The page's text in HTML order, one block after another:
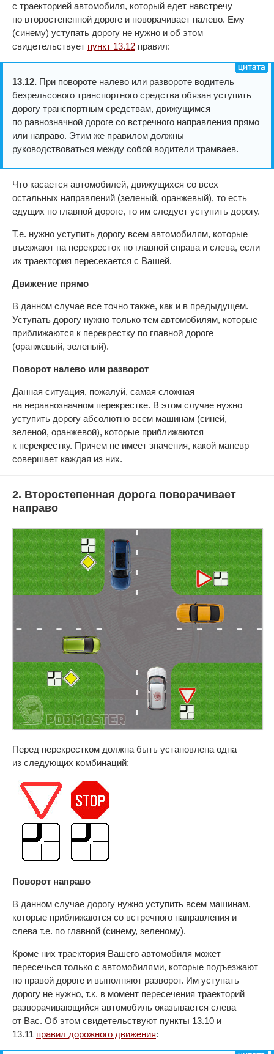
с траекторией автомобиля, который едет навстречу
по второстепенной дороге и поворачивает налево. Ему
(синему) уступать дорогу не нужно и об этом
свидетельствует пункт 13.12 правил:
13.12. При повороте налево или развороте водитель
безрельсового транспортного средства обязан уступить
дорогу транспортным средствам, движущимся
по равнозначной дороге со встречного направления прямо
или направо. Этим же правилом должны
руководствоваться между собой водители трамваев.
Что касается автомобилей, движущихся со всех
остальных направлений (зеленый, оранжевый), то есть
едущих по главной дороге, то им следует уступить дорогу.
Т.е. нужно уступить дорогу всем автомобилям, которые
въезжают на перекресток по главной справа и слева, если
их траектория пересекается с Вашей.
Движение прямо
В данном случае все точно также, как и в предыдущем.
Уступать дорогу нужно только тем автомобилям, которые
приближаются к перекрестку по главной дороге
(оранжевый, зеленый).
Поворот налево или разворот
Данная ситуация, пожалуй, самая сложная
на неравнозначном перекрестке. В этом случае нужно
уступить дорогу абсолютно всем машинам (синей,
зеленой, оранжевой), которые приближаются
к перекрестку. Причем не имеет значения, какой маневр
совершает каждая из них.
2. Второстепенная дорога поворачивает
направо
Перед перекрестком должна быть установлена одна
из следующих комбинаций:
Поворот направо
В данном случае дорогу нужно уступить всем машинам,
которые приближаются со встречного направления и
слева т.е. по главной (синему, зеленому).
Кроме них траектория Вашего автомобиля может
пересечься только с автомобилями, которые подъезжают
по правой дороге и выполняют разворот. Им уступать
дорогу не нужно, т.к. в момент пересечения траекторий
разворачивающийся автомобиль оказывается слева
от Вас. Об этом свидетельствуют пункты 13.10 и
13.11 правил дорожного движения: